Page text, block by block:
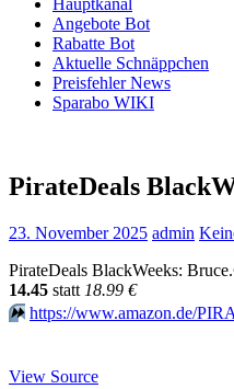
Hauptkanal
Angebote Bot
Rabatte Bot
Aktuelle Schnäppchen
Preisfehler News
Sparabo WIKI
PirateDeals
23. November 2025 admin
PirateDeals BlackWeeks: Bruce.
14.45 statt 18.99 €
⏩️ https://www.amazon.de/
View Source